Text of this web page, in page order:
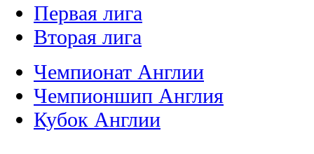
Первая лига
Вторая лига
Чемпионат Англии
Чемпионшип Англия
Кубок Англии